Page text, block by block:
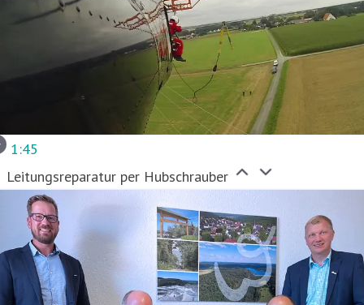
1:45
Leitungsreparatur per Hubschrauber